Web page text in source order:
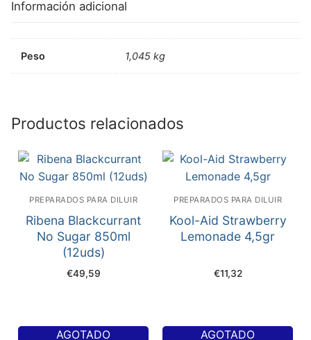
Información adicional
Peso 1,045 kg
Productos relacionados
PREPARADOS PARA DILUIR
Ribena Blackcurrant
No Sugar 850ml
(12uds)
€49,59
AGOTADO
PREPARADOS PARA DILUIR
Kool-Aid Strawberry
Lemonade 4,5gr
€11,32
AGOTADO